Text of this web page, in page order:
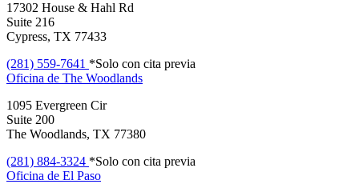
17302 House & Hahl Rd
Suite 216
Cypress, TX 77433
(281) 559-7641 *Solo con cita previa
Oficina de The Woodlands
1095 Evergreen Cir
Suite 200
The Woodlands, TX 77380
(281) 884-3324 *Solo con cita previa
Oficina de El Paso